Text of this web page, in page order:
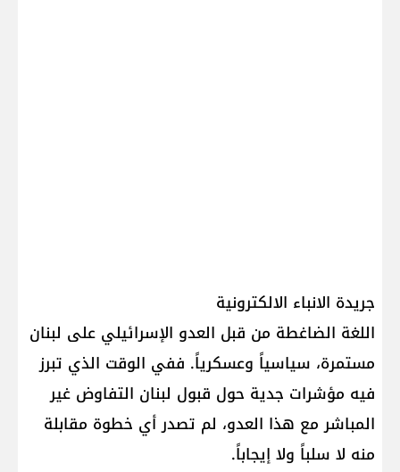
جريدة الانباء الالكترونية
اللغة الضاغطة من قبل العدو الإسرائيلي على لبنان
مستمرة، سياسياً وعسكرياً. ففي الوقت الذي تبرز
فيه مؤشرات جدية حول قبول لبنان التفاوض غير
المباشر مع هذا العدو، لم تصدر أي خطوة مقابلة
منه لا سلباً ولا إيجاباً.